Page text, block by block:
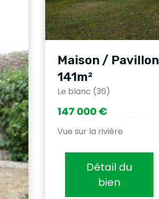
Maison / Pavillon
141m²
Le blanc (36)
147 000 €
Vue sur la rivière
Détail du
bien